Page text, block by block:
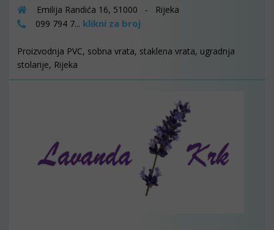
Emilija Randića 16, 51000 - Rijeka
099 794 7... klikni za broj
Proizvodnja PVC, sobna vrata, staklena vrata, ugradnja
stolarije, Rijeka